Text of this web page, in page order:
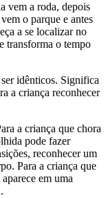
vem a roda, depois
o parque e antes
a se localizar no
transforma o tempo
idênticos. Significa
a criança reconhecer
a criança que chora
pode fazer
reconhecer um
Para a criança que
em uma